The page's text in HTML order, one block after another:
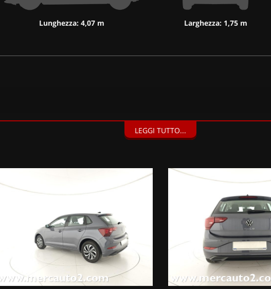
Lunghezza: 4,07 m Larghezza: 1,75 m
Sensori di parcheggio anteriori e posteriori con frenata d'emergenza in fase
LEGGI TUTTO...